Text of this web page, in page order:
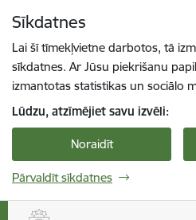
Sīkdatnes
Lai šī tīmekļvietne darbotos, tā
sīkdatnes. Ar Jūsu piekrišanu
izmantotas statistikas un sociālo
Lūdzu, atzīmējiet savu izvēli:
Noraidīt
Pārvaldīt sīkdatnes